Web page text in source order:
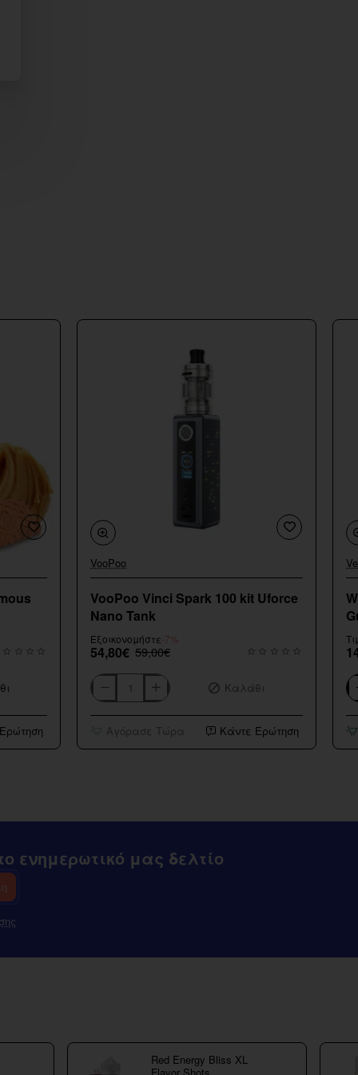
Εξαντληθηκε
VooPoo
VooPoo Vinci Spark 100 kit Uforce
Nano Tank
Εξοικονομήστε-7%
54,80€ 59,00€
VooPoo
Vinci
Spark
Καλάθι
Αγόρασε Τώρα Κάντε Ερώτηση
ενημερωτικό μας δελτίο
Red Energy Bliss XL